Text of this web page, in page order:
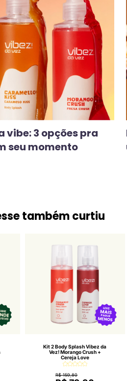
vibe: 3 opções pra
seu momento
também curtiu
Kit 2 Body Splash Vibez da
Vez! Morango Crush +
Cereja Love
R$ 159,80